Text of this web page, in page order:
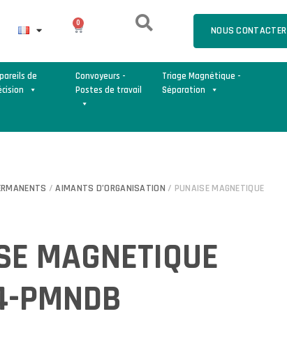
0
NOUS CONTACTER
de
Convoyeurs -
Postes de travail
Triage Magnétique -
Séparation
/AIMANTS D’ORGANISATION / PUNAISE MAGNETIQUE
MAGNETIQUE